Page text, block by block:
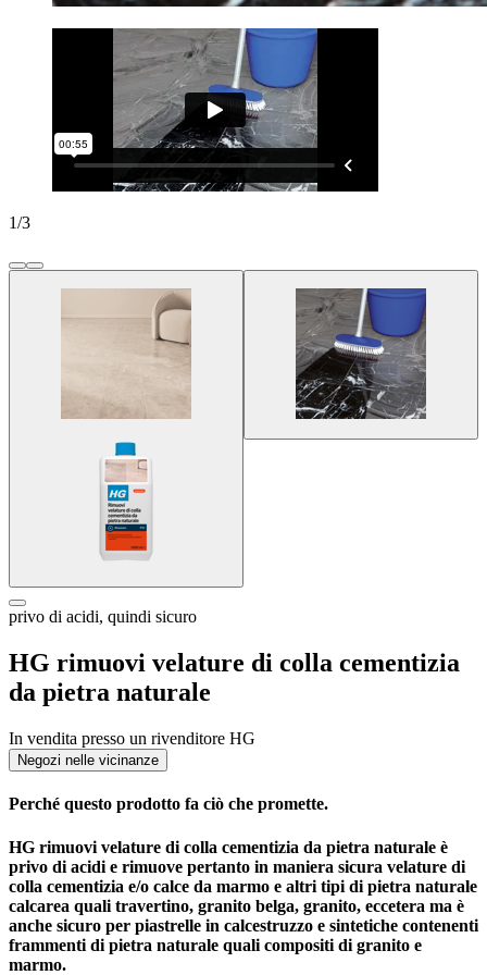
1/3
privo di acidi, quindi sicuro
HG rimuovi velature di colla cementizia
da pietra naturale
In vendita presso un rivenditore HG
Negozi nelle vicinanze
Perché questo prodotto fa ciò che promette.
HG rimuovi velature di colla cementizia da pietra naturale è
privo di acidi e rimuove pertanto in maniera sicura velature di
colla cementizia e/o calce da marmo e altri tipi di pietra naturale
calcarea quali travertino, granito belga, granito, eccetera ma è
anche sicuro per piastrelle in calcestruzzo e sintetiche contenenti
frammenti di pietra naturale quali compositi di granito e
marmo.